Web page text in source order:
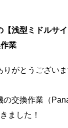
【浅型ミドルサ
業
りがとうござい
の交換作業（
ました！